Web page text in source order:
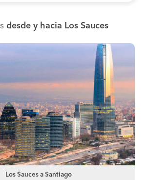
desde y hacia Los Sauces
Los Sauces a Santiago